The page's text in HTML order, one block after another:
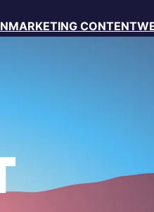
MARKETING CONTENT